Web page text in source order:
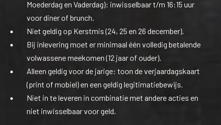
Moederdag en Vaderdag): inwisselbaar t/m 16:15 uur
voor diner of brunch.
Niet geldig op Kerstmis (24, 25 en 26 december).
Bij inlevering moet er minimaal één volledig betalende
volwassene meekomen (12 jaar of ouder).
Alleen geldig voor de jarige: toon de verjaardagskaart
(print of mobiel) en een geldig legitimatiebewijs.
Niet in te leveren in combinatie met andere acties en
niet inwisselbaar voor geld.